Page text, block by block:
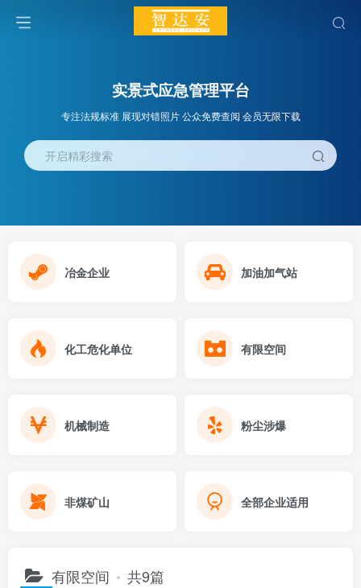
实景式应急管理平台
专注法规标准 展现对错照片 公众免费查阅 会员无限下载
开启精彩搜索
冶金企业 加油加气站
化工危化单位 有限空间
机械制造 粉尘涉爆
非煤矿山 全部企业适用
有限空间 共9篇